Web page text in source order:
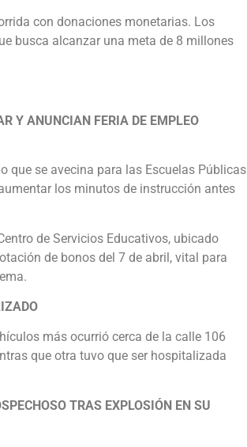
con donaciones monetarias. Los
busca alcanzar una meta de 8 millones
Y ANUNCIAN FERIA DE EMPLEO
que se avecina para las Escuelas Públicas
los minutos de instrucción antes
de Servicios Educativos, ubicado
de bonos del 7 de abril, vital para
más ocurrió cerca de la calle 106
que otra tuvo que ser hospitalizada
TRAS EXPLOSIÓN EN SU